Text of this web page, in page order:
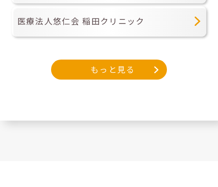
医療法人悠仁会 稲田クリニック
もっと見る